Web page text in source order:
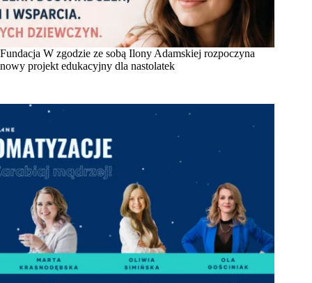
Fundacja W zgodzie ze sobą Ilony Adamskiej rozpoczyna
nowy projekt edukacyjny dla nastolatek